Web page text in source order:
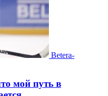
Betera-
мой путь в